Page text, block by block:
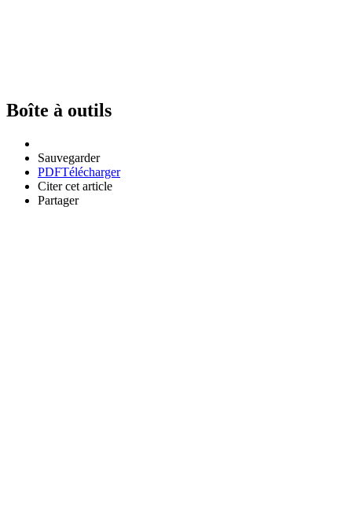
Boîte à outils
Sauvegarder
PDFTélécharger
Citer cet article
Partager